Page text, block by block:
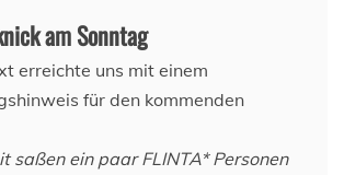
am Sonntag
erreichte uns mit einem
für den kommenden
saßen ein paar FLINTA* Personen